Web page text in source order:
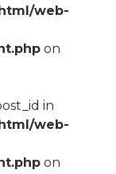
web-
on
in
web-
on